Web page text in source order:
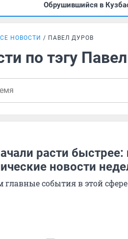
Обрушившийся в
НОВОСТИ ПАВЕЛ ДУРОВ
по тэгу
расти быстрее:
новости
главные события в этой